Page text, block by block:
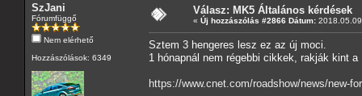
SzJani
Fórumfüggő
Nem elérhető
Hozzászólások: 6349
Válasz: MK5 Általános kérdések
« Új hozzászólás #2866 Dátum:
Sztem 3 hengeres lesz ez az új moci.
1 hónapnál nem régebbi cikkek, rakják kint
https://www.cnet.com/roadshow/news/new-